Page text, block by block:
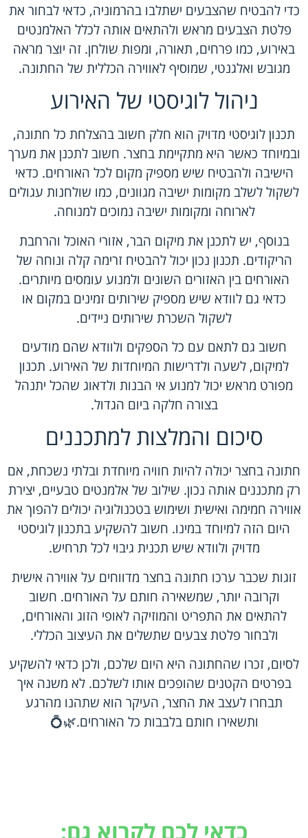
כדי להבטיח שהצבעים ישתלבו בהרמוניה, כדאי לבחור את
פלטת הצבעים מראש ולהתאים אותה לכלל האלמנטים
באירוע, כמו פרחים, תאורה, ומפות שולחן. זה יוצר מראה
מגובש ואלגנטי, שמוסיף לאווירה הכללית של החתונה.
ניהול לוגיסטי של האירוע
תכנון לוגיסטי מדויק הוא חלק חשוב בהצלחת כל חתונה,
ובמיוחד כאשר היא מתקיימת בחצר. חשוב לתכנן את מערך
הישיבה ולהבטיח שיש מספיק מקום לכל האורחים. כדאי
לשקול לשלב מקומות ישיבה מגוונים, כמו שולחנות עגולים
לארוחה ומקומות ישיבה נמוכים למנוחה.
בנוסף, יש לתכנן את מיקום הבר, אזורי האוכל והרחבת
הריקודים. תכנון נכון יכול להבטיח זרימה קלה ונוחה של
האורחים בין האזורים השונים ולמנוע עומסים מיותרים.
כדאי גם לוודא שיש מספיק שירותים זמינים במקום או
לשקול השכרת שירותים ניידים.
חשוב גם לתאם עם כל הספקים ולוודא שהם מודעים
למיקום, לשעה ולדרישות המיוחדות של האירוע. תכנון
מפורט מראש יכול למנוע אי הבנות ולדאוג שהכל יתנהל
בצורה חלקה ביום הגדול.
סיכום והמלצות למתכננים
חתונה בחצר יכולה להיות חוויה מיוחדת ובלתי נשכחת, אם
רק מתכננים אותה נכון. שילוב של אלמנטים טבעיים, יצירת
אווירה חמימה ואישית ושימוש בטכנולוגיה יכולים להפוך את
היום הזה למיוחד במינו. חשוב להשקיע בתכנון לוגיסטי
מדויק ולוודא שיש תכנית גיבוי לכל תרחיש.
זוגות שכבר ערכו חתונה בחצר מדווחים על אווירה אישית
וקרובה יותר, שמשאירה חותם על האורחים. חשוב
להתאים את התפריט והמוזיקה לאופי הזוג והאורחים,
ולבחור פלטת צבעים שתשלים את העיצוב הכללי.
לסיום, זכרו שהחתונה היא היום שלכם, ולכן כדאי להשקיע
בפרטים הקטנים שהופכים אותו לשלכם. לא משנה איך
תבחרו לעצב את החצר, העיקר הוא שתהנו מהרגע
ותשאירו חותם בלבבות כל האורחים.🌿💍
כדאי לכם לקרוא גם: